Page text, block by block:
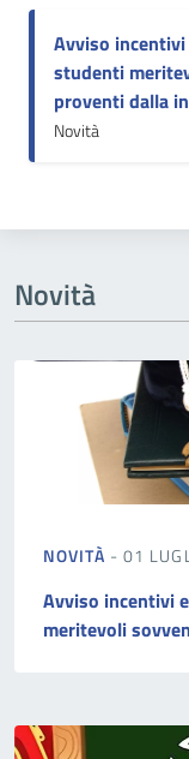
Avviso
studenti
proventi dalla
Novità
Novità
NOVITÀ - 01
Avviso incentivi
meritevoli